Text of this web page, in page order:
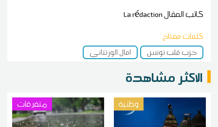
كاتب المقالLa rédaction
كلمات مفتاح
حزب قلب تونس
امال الورتتاني
الاكثر مشاهدة
وطنية متفرقات